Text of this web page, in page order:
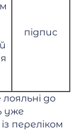
підпис
до
уже
переліком